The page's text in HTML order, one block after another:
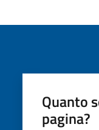
Quanto
pagina?